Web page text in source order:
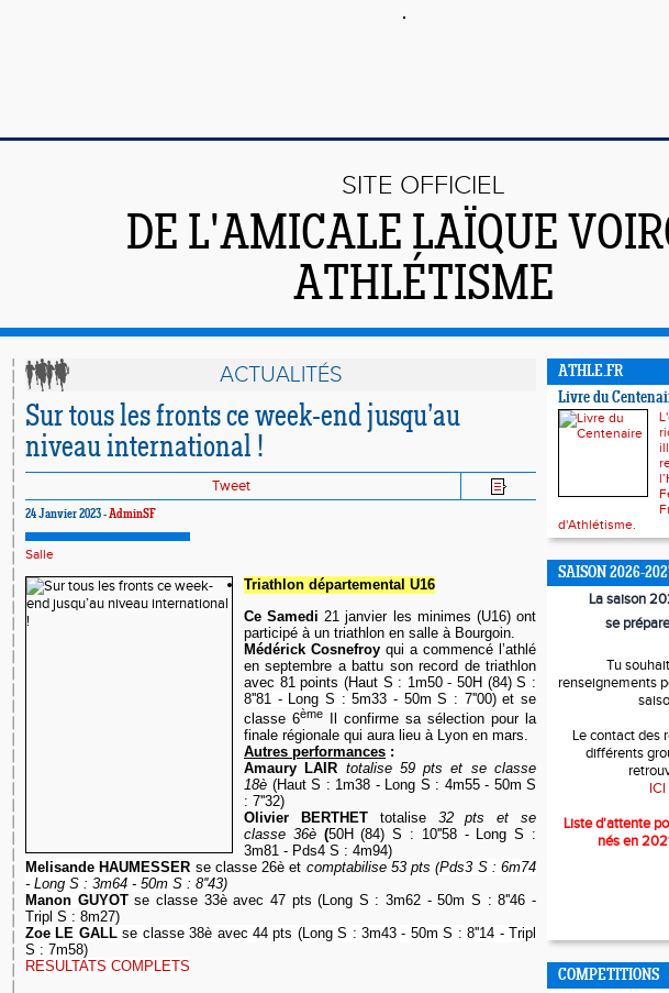
SITE OFFICIEL
DE L'AMICALE LAÏQUE
ATHLÉTISME
ACTUALITÉS
Sur tous les fronts ce week-end jusqu’au
niveau international !
Tweet
24 Janvier 2023 -AdminSF
Salle
Triathlon départemental U16
Ce Samedi 21 janvier les minimes (U16) ont
participé à un triathlon en salle à Bourgoin.
Médérick Cosnefroy qui a commencé l’athlé
en septembre a battu son record de triathlon
avec 81 points (Haut S : 1m50 - 50H (84) S :
8''81 - Long S : 5m33 - 50m S : 7''00)et se
classe 6ème
Il confirme sa sélection pour la
finale régionale qui aura lieu à Lyon en mars.
Autres performances :
Amaury LAIR totalise 59 pts et se classe
18è (Haut S : 1m38 - Long S : 4m55 - 50m S
: 7''32)
Olivier BERTHETtotalise 32 pts et se
classe 36è (50H (84) S : 10''58 - Long S :
3m81 - Pds4 S : 4m94)
Melisande HAUMESSER se classe 26è et comptabilise 53 pts(Pds3 S : 6m74
- Long S : 3m64 - 50m S : 8''43)
Manon GUYOTse classe 33è avec 47 pts(Long S : 3m62 - 50m S : 8''46 -
Tripl S : 8m27)
Zoe LE GALLse classe 38è avec 44 pts (Long S : 3m43 - 50m S : 8''14 - Tripl
S : 7m58)
RESULTATS COMPLETS
ATHLE.FR
Livre du
d'Athlétisme.
SAISON 2026-
La saison
se
Tu
renseignements
Le contact des
différents
ICI
Liste d'attente
nés en
COMPETITIONS